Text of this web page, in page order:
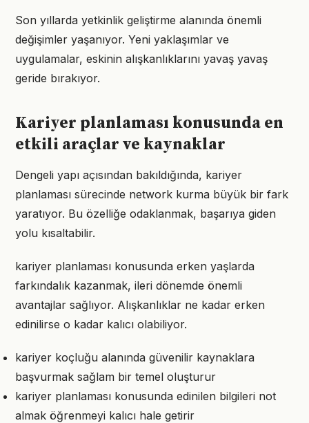
Son yıllarda yetkinlik geliştirme alanında önemli
değişimler yaşanıyor. Yeni yaklaşımlar ve
uygulamalar, eskinin alışkanlıklarını yavaş yavaş
geride bırakıyor.
Kariyer planlaması konusunda en
etkili araçlar ve kaynaklar
Dengeli yapı açısından bakıldığında, kariyer
planlaması sürecinde network kurma büyük bir fark
yaratıyor. Bu özelliğe odaklanmak, başarıya giden
yolu kısaltabilir.
kariyer planlaması konusunda erken yaşlarda
farkındalık kazanmak, ileri dönemde önemli
avantajlar sağlıyor. Alışkanlıklar ne kadar erken
edinilirse o kadar kalıcı olabiliyor.
kariyer koçluğu alanında güvenilir kaynaklara
başvurmak sağlam bir temel oluşturur
kariyer planlaması konusunda edinilen bilgileri not
almak öğrenmeyi kalıcı hale getirir